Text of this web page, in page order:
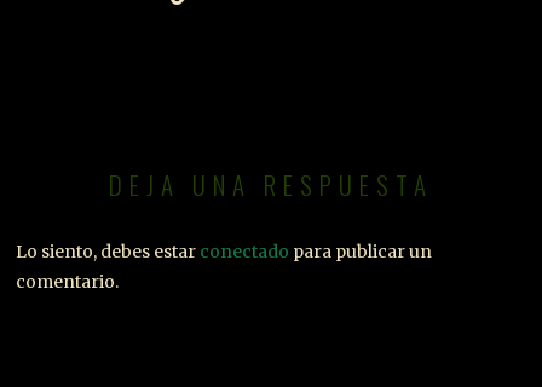
DEJA UNA RESPUESTA
Lo siento, debes estar conectado para publicar un
comentario.